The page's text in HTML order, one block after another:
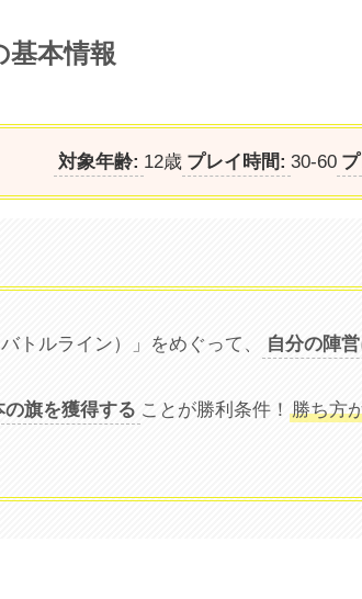
本情報
対象年齢: 12歳 プレイ時間: 30‐60
トルライン）」をめぐって、
自分の陣
旗を獲得する ことが勝利条件！ 勝ち方